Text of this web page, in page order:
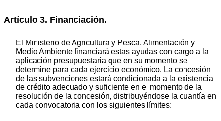
Artículo 3. Financiación.
El Ministerio de Agricultura y Pesca, Alimentación y
Medio Ambiente financiará estas ayudas con cargo a la
aplicación presupuestaria que en su momento se
determine para cada ejercicio económico. La concesión
de las subvenciones estará condicionada a la existencia
de crédito adecuado y suficiente en el momento de la
resolución de la concesión, distribuyéndose la cuantía en
cada convocatoria con los siguientes límites: